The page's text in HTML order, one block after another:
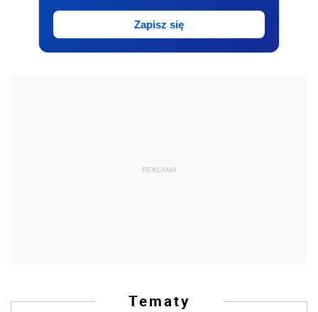
Zapisz się
REKLAMA
Tematy